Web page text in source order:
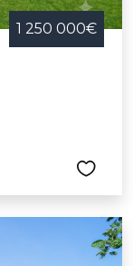
1 250 000€